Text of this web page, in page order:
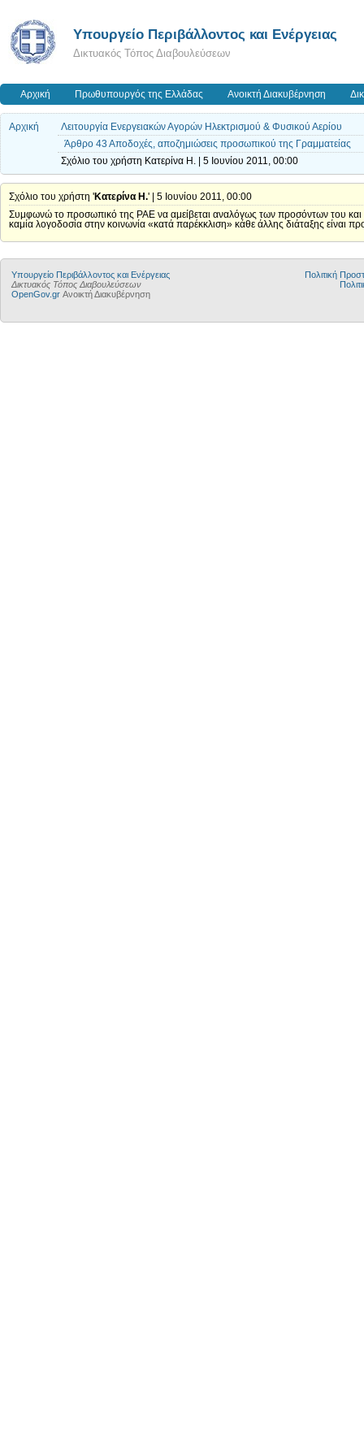
Yπουργείο Περιβάλλοντος και Ενέργειας
Δικτυακός Τόπος Διαβουλεύσεων
Αρχική Πρωθυπουργός της Ελλάδας Ανοικτή Διακυβέρνηση
Αρχική
Λειτουργία Ενεργειακών Αγορών Ηλεκτρισμού & Φυσικού Αερίου
Άρθρο 43 Αποδοχές, αποζημιώσεις προσωπικού της Γραμματείας
Σχόλιο του χρήστη Κατερίνα Η. | 5 Ιουνίου 2011, 00:00
Σχόλιο του χρήστη 'Κατερίνα Η.' | 5 Ιουνίου 2011, 00:00
Συμφωνώ το προσωπικό της ΡΑΕ να αμείβεται αναλόγως των προσόντων του και
καμία λογοδοσία στην κοινωνία «κατά παρέκκλιση» κάθε άλλης διάταξης είναι
Yπουργείο Περιβάλλοντος και Ενέργειας
Δικτυακός Τόπος Διαβουλεύσεων
OpenGov.gr Ανοικτή Διακυβέρνηση
Πολιτική